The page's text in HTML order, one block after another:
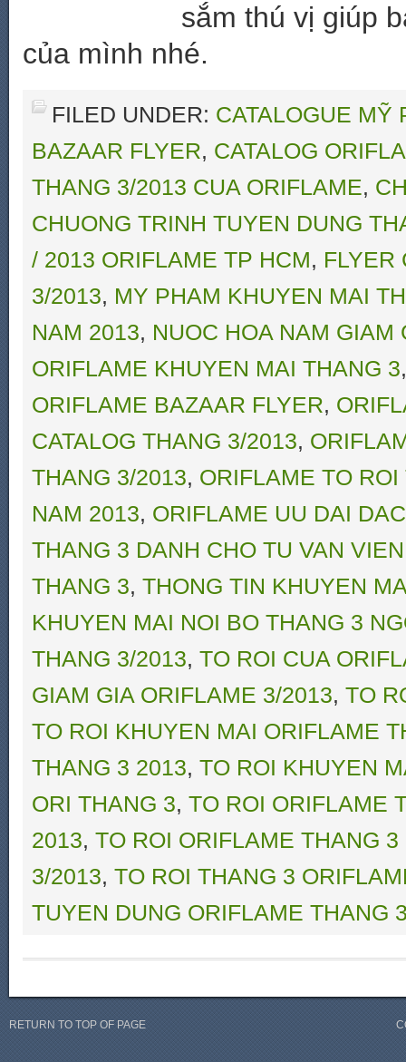
sắm thú vị giúp
của mình nhé.
FILED UNDER: CATALOGUE MỸ
BAZAAR FLYER, CATALOG
THANG 3/2013 CUA ORIFLAME,
CHUONG TRINH TUYEN DUNG
/ 2013 ORIFLAME TP HCM, FLYER
3/2013, MY PHAM KHUYEN MAI
NAM 2013, NUOC HOA NAM GIAM
ORIFLAME KHUYEN MAI THANG 3
ORIFLAME BAZAAR FLYER,
CATALOG THANG 3/2013,
THANG 3/2013, ORIFLAME TO ROI
NAM 2013, ORIFLAME UU DAI
THANG 3 DANH CHO TU VAN
THANG 3, THONG TIN KHUYEN
KHUYEN MAI NOI BO THANG 3
THANG 3/2013, TO ROI CUA
GIAM GIA ORIFLAME 3/2013, TO
TO ROI KHUYEN MAI ORIFLAME
THANG 3 2013, TO ROI KHUYEN
ORI THANG 3, TO ROI ORIFLAME
2013, TO ROI ORIFLAME THANG
3/2013, TO ROI THANG 3
TUYEN DUNG ORIFLAME THANG
RETURN TO TOP OF PAGE